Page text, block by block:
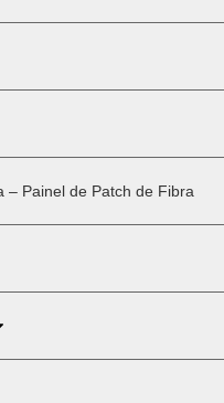
– Painel de Patch de Fibra